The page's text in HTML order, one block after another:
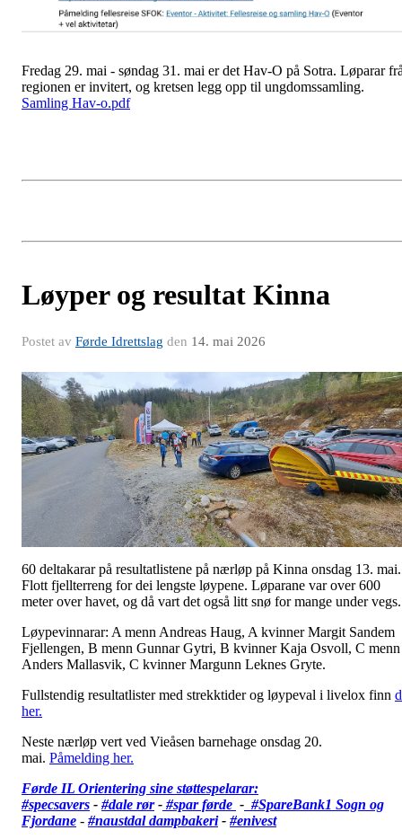
Fredag 29. mai - søndag 31. mai er det Hav-O på Sotra. Løparar
regionen er invitert, og kretsen legg opp til ungdomssamling.
Samling Hav-o.pdf
Løyper og resultat Kinna
Postet av Førde Idrettslag den 14. mai 2026
60 deltakarar på resultatlistene på nærløp på Kinna onsdag 13. mai.
Flott fjellterreng for dei lengste løypene. Løparane var over 600
meter over havet, og då vart det også litt snø for mange under
Løypevinnarar: A menn Andreas Haug, A kvinner Margit Sandem
Fjellengen, B menn Gunnar Gytri, B kvinner Kaja Osvoll, C menn
Anders Mallasvik, C kvinner Margunn Leknes Gryte.
Fullstendig resultatlister med strekktider og løypeval i livelox finn
her.
Neste nærløp vert ved Vieåsen barnehage onsdag 20.
mai. Påmelding her.
Førde IL Orientering sine støttespelarar:
#specsavers - #dale rør- #spar førde - #SpareBank1 Sogn og
Fjordane - #naustdal dampbakeri - #enivest